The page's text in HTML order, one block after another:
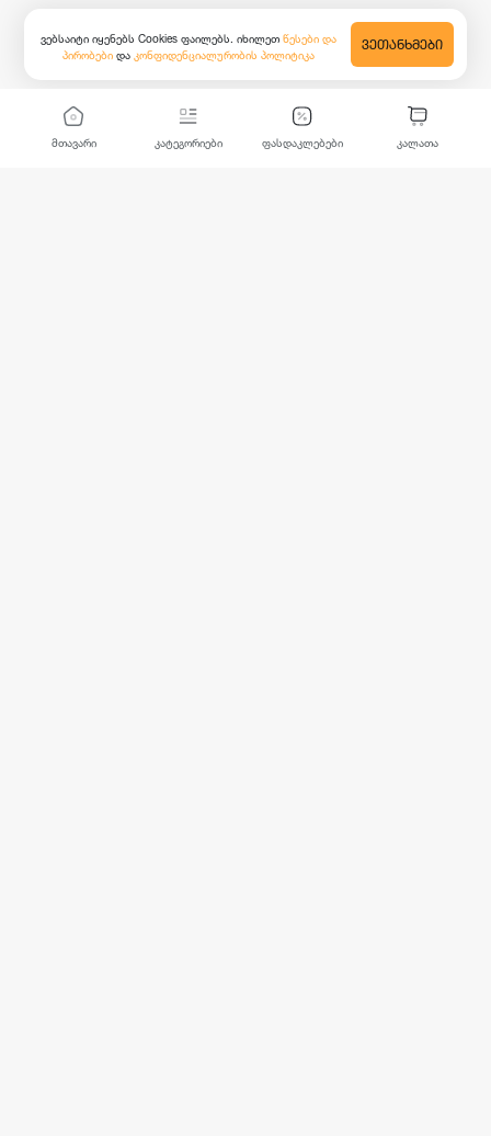
მთავარი კატეგორიები ფასდაკლებები კალათა
ვებსაიტი იყენებს Cookies ფაილებს. იხილეთ წესები და
პირობები და კონფიდენციალურობის პოლიტიკა
ᲕᲔᲗᲐᲜᲮᲛᲔᲑᲘ